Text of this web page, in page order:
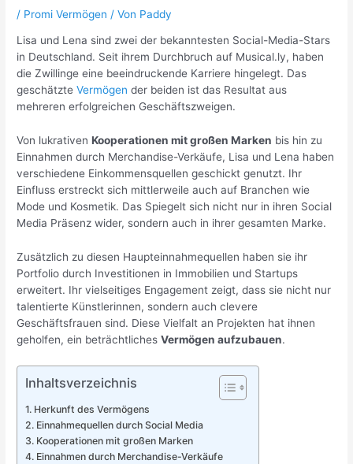
/ Promi Vermögen / Von Paddy
Lisa und Lena sind zwei der bekanntesten Social-Media-Stars
in Deutschland. Seit ihrem Durchbruch auf Musical.ly, haben
die Zwillinge eine beeindruckende Karriere hingelegt. Das
geschätzteVermögen der beiden ist das Resultat aus
mehreren erfolgreichen Geschäftszweigen.
Von lukrativenKooperationen mit großen Marken bis hin zu
Einnahmen durch Merchandise-Verkäufe, Lisa und Lena haben
verschiedene Einkommensquellen geschickt genutzt. Ihr
Einfluss erstreckt sich mittlerweile auch auf Branchen wie
Mode und Kosmetik. Das Spiegelt sich nicht nur in ihren Social
Media Präsenz wider, sondern auch in ihrer gesamten Marke.
Zusätzlich zu diesen Haupteinnahmequellen haben sie ihr
Portfolio durch Investitionen in Immobilien und Startups
erweitert. Ihr vielseitiges Engagement zeigt, dass sie nicht nur
talentierte Künstlerinnen, sondern auch clevere
Geschäftsfrauen sind. Diese Vielfalt an Projekten hat ihnen
geholfen, ein beträchtlichesVermögen aufzubauen.
Inhaltsverzeichnis
Herkunft des Vermögens
Einnahmequellen durch Social Media
Kooperationen mit großen Marken
Einnahmen durch Merchandise-Verkäufe